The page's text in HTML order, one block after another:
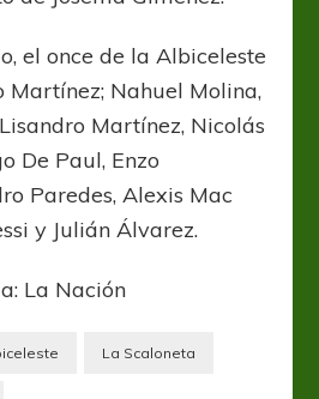
el once de la Albiceleste
Martínez; Nahuel Molina,
Martínez, Nicolás
De Paul, Enzo
Paredes, Alexis Mac
y Julián Álvarez.
La Nación
La Scaloneta